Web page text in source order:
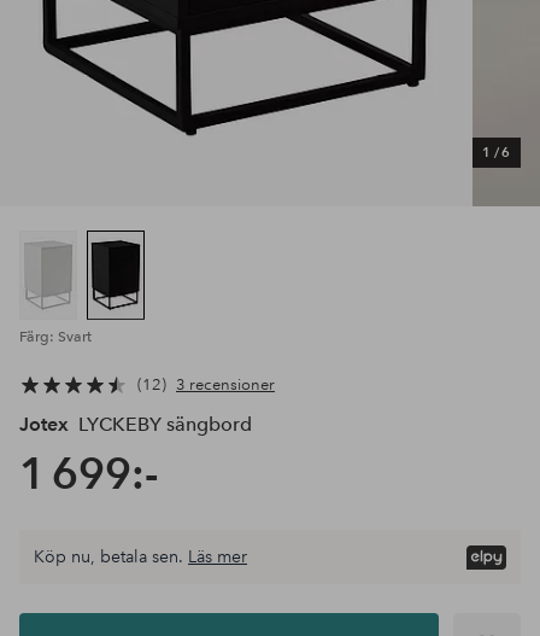
1 /6
Färg: Svart
12 3 recensioner
Jotex LYCKEBY sängbord
1 699:-
Lägg i
Köp nu, betala sen. Läs mer